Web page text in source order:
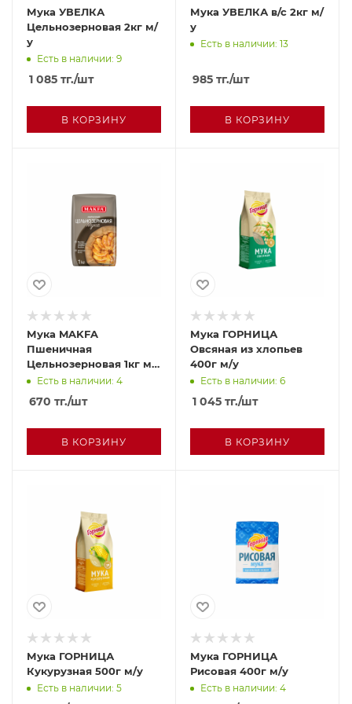
Мука УВЕЛКА
Цельнозерновая 2кг м/
у
Есть в наличии: 9
1 085 тг./шт
В КОРЗИНУ
Мука УВЕЛКА в/с 2кг м/
у
Есть в наличии: 13
985 тг./шт
В КОРЗИНУ
Мука MAKFA
Пшеничная
Цельнозерновая 1кг м/
у Есть в наличии: 4
670 тг./шт
В КОРЗИНУ
Мука ГОРНИЦА
Овсяная из хлопьев
400г м/у
Есть в наличии: 6
1 045 тг./шт
В КОРЗИНУ
Мука ГОРНИЦА
Кукурузная 500г м/у
Есть в наличии: 5
Мука ГОРНИЦА
Рисовая 400г м/у
Есть в наличии: 4